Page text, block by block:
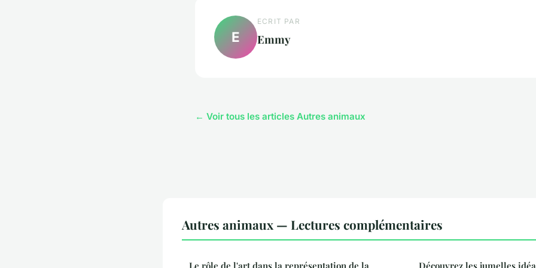
E
ECRIT PAR
Emmy
← Voir tous les articles Autres animaux
Autres animaux — Lectures complémentaires
Le rôle de l'art dans la représentation de la Découvrez les jumelles